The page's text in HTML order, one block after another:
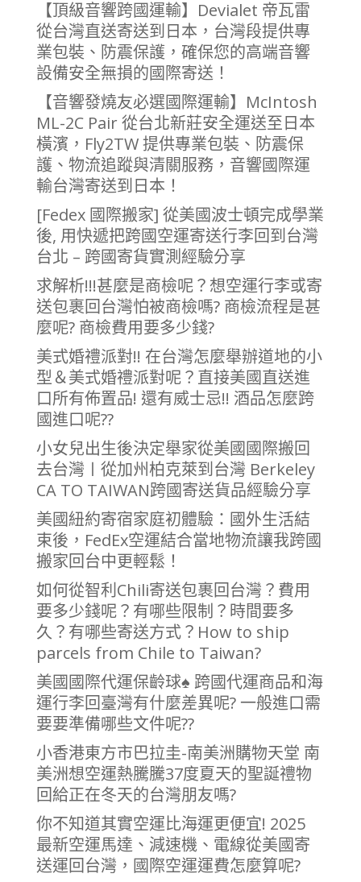
【頂級音響跨國運輸】Devialet 帝瓦雷
從台灣直送寄送到日本，台灣段提供專
業包裝、防震保護，確保您的高端音響
設備安全無損的國際寄送！
【音響發燒友必選國際運輸】McIntosh
ML-2C Pair 從台北新莊安全運送至日本
橫濱，Fly2TW 提供專業包裝、防震保
護、物流追蹤與清關服務，音響國際運
輸台灣寄送到日本！
[Fedex 國際搬家] 從美國波士頓完成學業
後, 用快遞把跨國空運寄送行李回到台灣
台北 – 跨國寄貨實測經驗分享
求解析!!!甚麼是商檢呢？想空運行李或寄
送包裹回台灣怕被商檢嗎? 商檢流程是甚
麼呢? 商檢費用要多少錢?
美式婚禮派對!! 在台灣怎麼舉辦道地的小
型＆美式婚禮派對呢？直接美國直送進
口所有佈置品! 還有威士忌!! 酒品怎麼跨
國進口呢??
小女兒出生後決定舉家從美國國際搬回
去台灣〡從加州柏克萊到台灣 Berkeley
CA TO TAIWAN跨國寄送貨品經驗分享
美國紐約寄宿家庭初體驗：國外生活結
束後，FedEx空運結合當地物流讓我跨國
搬家回台中更輕鬆！
如何從智利Chili寄送包裹回台灣？費用
要多少錢呢？有哪些限制？時間要多
久？有哪些寄送方式？How to ship
parcels from Chile to Taiwan?
美國國際代運保齡球♠ 跨國代運商品和海
運行李回臺灣有什麼差異呢? 一般進口需
要要準備哪些文件呢??
小香港東方市巴拉圭-南美洲購物天堂 南
美洲想空運熱騰騰37度夏天的聖誕禮物
回給正在冬天的台灣朋友嗎?
你不知道其實空運比海運更便宜! 2025
最新空運馬達、減速機、電線從美國寄
送運回台灣，國際空運運費怎麼算呢?